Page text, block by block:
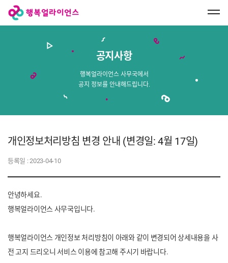
행
복
언
스
공지사항
행복얼라이언스 사무국에서
공지 정보를 안내해드립니다.
개인정보처리방침 변경 안내 (변경일: 4월 17일)
등록일 :2023-04-10
안녕하세요.
행복얼라이언스 사무국입니다.
행복얼라이언스 개인정보 처리방침이 아래와 같이 변경되어 상세내용을 사
전 고지 드리오니 서비스 이용에 참고해 주시기 바랍니다.